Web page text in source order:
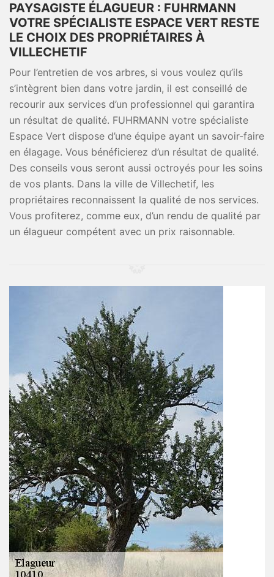
PAYSAGISTE ÉLAGUEUR : FUHRMANN
VOTRE SPÉCIALISTE ESPACE VERT RESTE
LE CHOIX DES PROPRIÉTAIRES À
VILLECHETIF
Pour l’entretien de vos arbres, si vous voulez qu’ils
s’intègrent bien dans votre jardin, il est conseillé de
recourir aux services d’un professionnel qui garantira
un résultat de qualité. FUHRMANN votre spécialiste
Espace Vert dispose d’une équipe ayant un savoir-faire
en élagage. Vous bénéficierez d’un résultat de qualité.
Des conseils vous seront aussi octroyés pour les soins
de vos plants. Dans la ville de Villechetif, les
propriétaires reconnaissent la qualité de nos services.
Vous profiterez, comme eux, d’un rendu de qualité par
un élagueur compétent avec un prix raisonnable.